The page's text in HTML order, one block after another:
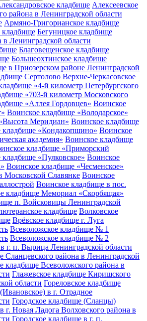
кладбище Алексеевское
района в Ленинградской области
Армяно-Григорианское кладбище
кладбище Бегуницкое кладбище
в Ленинградской области
Благовещенское кладбище
Большеохтинское кладбище
в Приозерском районе Ленинградской
Сертолово Верхне-Черкасовское
«4-й километр Петербургского
«703-й километр Московского
«Аллея Гордовцев» Воинское
Воинское кладбище «Володарское»
Меридиан» Воинское кладбище
кладбище «Кондакопшино» Воинское
академия» Воинское кладбище
кладбище «Приморский
«Пулковское» Воинское
Воинское кладбище «Чесменское»
Московской Славянке Воинское
Воинское кладбище в пос.
кладбище Мемориал «Скорбящая»
п. Войсковицы Ленинградской
кладбище Волковское
Врёвское кладбище г. Луга
Всеволожское кладбище № 1
Всеволожское кладбище № 2
г. п. Вырица Ленинградской области
Сланцевского района в Ленинградской
кладбище Всеволожского района в
Глажевское кладбище Киришского
области Гореловское кладбище
в г. Отрадное
Городское кладбище (Сланцы)
г. Новая Ладога Волховского района в
Городское кладбище в г. п.